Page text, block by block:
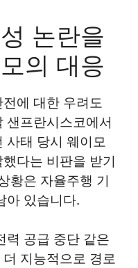
논란을
의 대응
에 대한 우려도
샌프란시스코에서
사태 당시 웨이모
다는 비판을 받기
황은 자율주행 기
아 있습니다.
력 공급 중단 같은
지능적으로 경로